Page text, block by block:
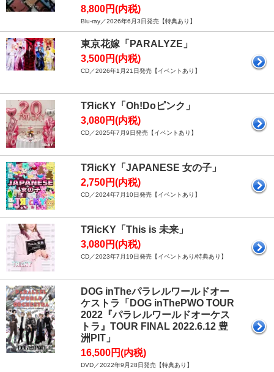
8,800円(内税)
Blu-ray／2026年6月3日発売【特典あり】
東京花嫁「PARALYZE」
3,500円(内税)
CD／2026年1月21日発売【イベントあり】
TЯicKY「Oh!Doピンク」
3,080円(内税)
CD／2025年7月9日発売【イベントあり】
TЯicKY「JAPANESE 女の子」
2,750円(内税)
CD／2024年7月10日発売【イベントあり】
TЯicKY「This is 未来」
3,080円(内税)
CD／2023年7月19日発売【イベントあり/特典あり】
DOG inTheパラレルワールドオー
ケストラ「DOG inThePWO TOUR
2022『パラレルワールドオーケス
トラ』TOUR FINAL 2022.6.12 豊
洲PIT」
16,500円(内税)
DVD／2022年9月28日発売【特典あり】